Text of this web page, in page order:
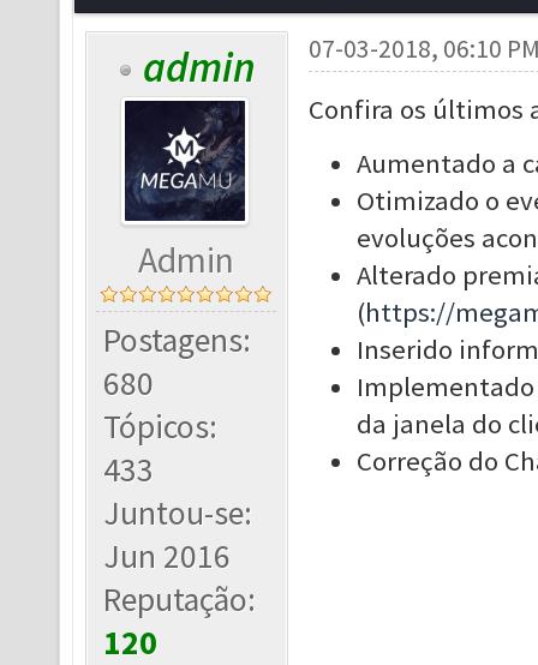
admin
Admin
Postagens:
680
Tópicos:
433
Juntou-se:
Jun 2016
Reputação:
120
07-03-2018, 06:10
Confira os últimos
Aumentado a
Otimizado o
evoluções
Alterado
(https://
Inserido
da janela do
Correção do